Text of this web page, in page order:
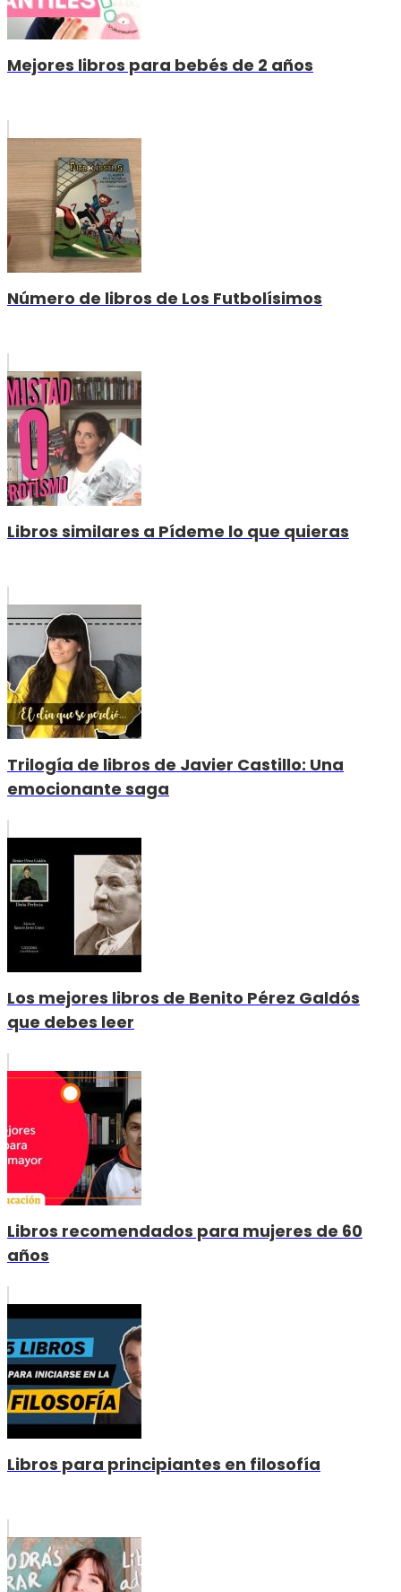
Mejores libros para bebés de 2 años
Número de libros de Los Futbolísimos
Libros similares a Pídeme lo que quieras
Trilogía de libros de Javier Castillo: Una
emocionante saga
Los mejores libros de Benito Pérez Galdós
que debes leer
Libros recomendados para mujeres de 60
años
Libros para principiantes en filosofía